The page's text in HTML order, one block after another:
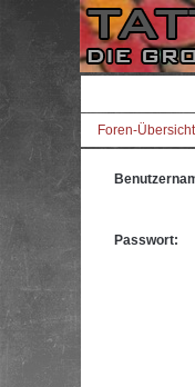
Foren-Übersicht
Passwort: